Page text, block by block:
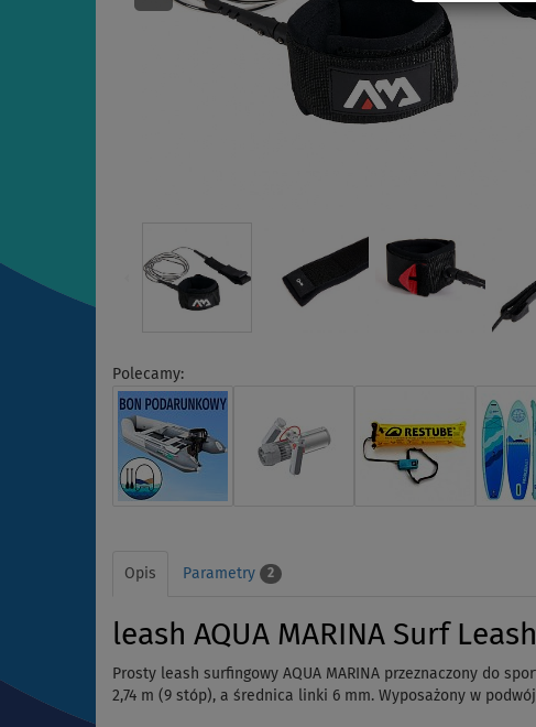
Polecamy:
Opis Parametry 2
leash AQUA MARINA Surf
Prosty leash surfingowy AQUA MARINA przeznaczony do
2,74 m (9 stóp), a średnica linki 6 mm. Wyposażony w